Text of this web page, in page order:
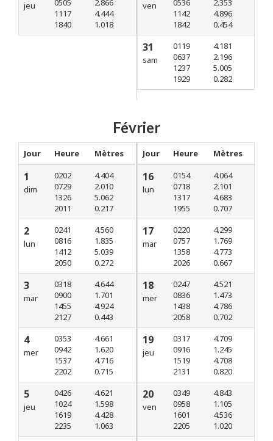
jeu
1117
1840
4.444
1.018
ven
1142
1842
4.896
0.454
31
sam
0119
0637
1237
1929
4.181
2.196
5.005
0.282
Février
Jour Heure Mètres
1
dim
0202
0729
1326
2011
4.404
2.010
5.062
0.217
2
lun
0241
0816
1412
2050
4.560
1.835
5.039
0.272
3
mar
0318
0900
1455
2127
4.644
1.701
4.924
0.443
4
mer
0353
0942
1537
2202
4.661
1.620
4.716
0.715
5
jeu
0426
1024
1619
2235
4.621
1.598
4.428
1.063
Jour Heure Mètres
16
lun
0154
0718
1317
1955
4.064
2.101
4.683
0.707
17
mar
0220
0757
1358
2026
4.299
1.769
4.773
0.667
18
mer
0247
0836
1438
2058
4.521
1.473
4.786
0.702
19
jeu
0317
0916
1519
2131
4.709
1.245
4.708
0.820
20
ven
0349
0958
1601
2205
4.843
1.105
4.536
1.020